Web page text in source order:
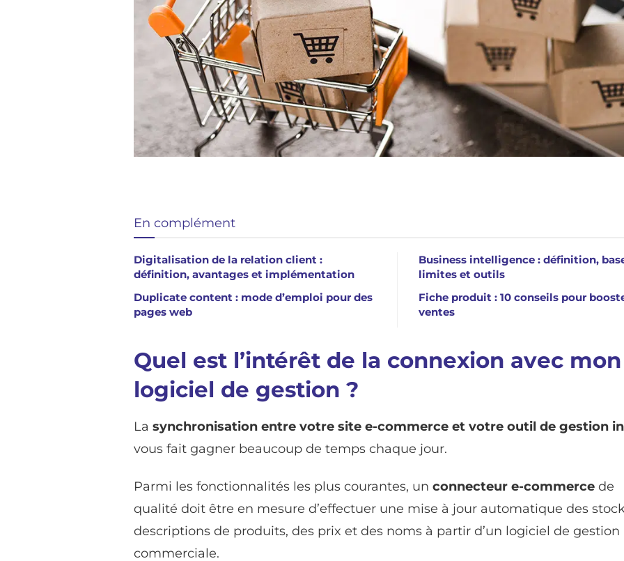
En complément
Digitalisation de la relation client :
définition, avantages et implémentation
Duplicate content : mode d’emploi pour des
pages web
Business intelligence : définition,
limites et outils
Fiche produit : 10 conseils pour
ventes
Quel est l’intérêt de la connexion avec mon
logiciel de gestion ?
La synchronisation entre votre site e-commerce et votre outil de gestion
vous fait gagner beaucoup de temps chaque jour.
Parmi les fonctionnalités les plus courantes, un connecteur e-commerce de
qualité doit être en mesure d’effectuer une mise à jour automatique des
descriptions de produits, des prix et des noms à partir d’un logiciel de gestion
commerciale.